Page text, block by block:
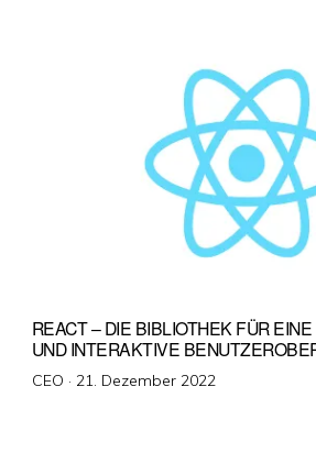
REACT – DIE BIBLIOTHEK FÜR
UND INTERAKTIVE
CEO · Veröffentlicht
21. Dezember 2022